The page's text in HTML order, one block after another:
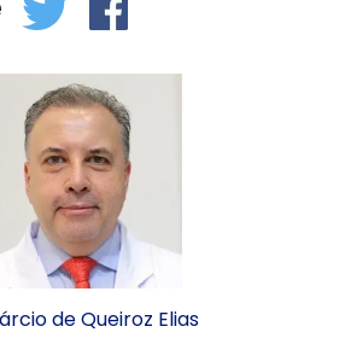
de Queiroz Elias